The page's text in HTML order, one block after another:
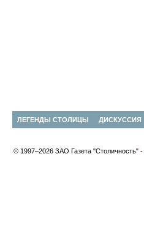
ЛЕГЕНДЫ СТОЛИЦЫ ДИСКУССИЯ
© 1997–2026 ЗАО Газета "Столичность" -